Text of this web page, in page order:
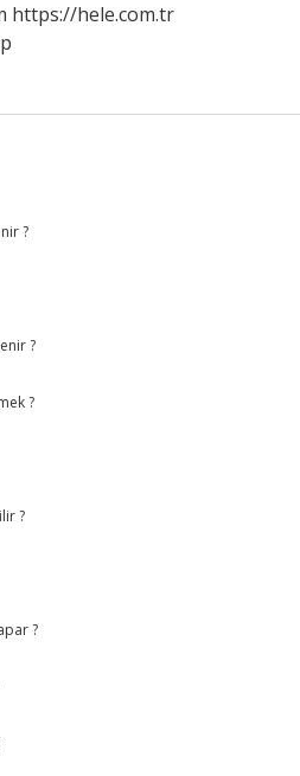
https://hele.com.tr
?
?
?
?
?